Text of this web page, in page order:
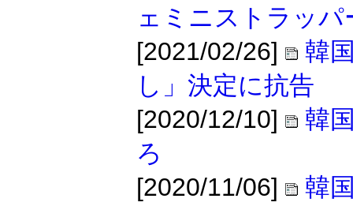
ェミニストラッパ
[2021/02/26]
韓
し」決定に抗告
[2020/12/10]
韓
ろ
[2020/11/06]
韓